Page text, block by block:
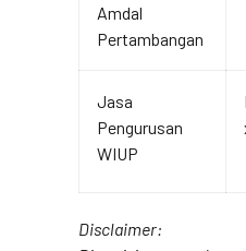
Amdal
Pertambangan
Jasa
Pengurusan
WIUP
Disclaimer: